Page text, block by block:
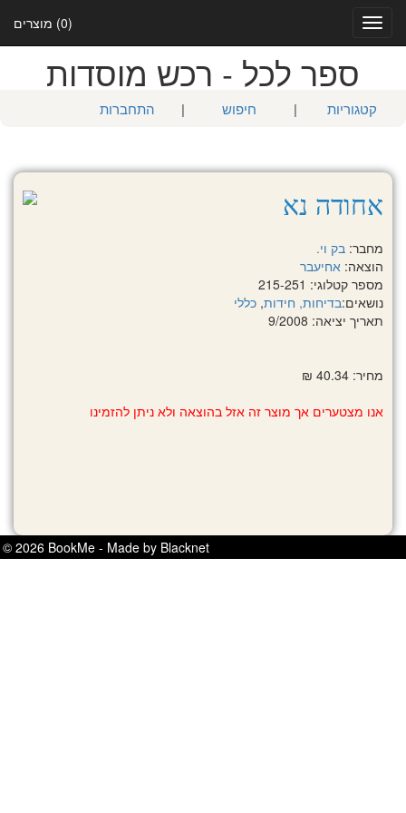
(0) מוצרים
Toggle
navigation
ספר לכל - רכש מוסדות
קטגוריות | חיפוש | התחברות
אחודה נא
מחבר: בק וי.
הוצאה: אחיעבר
מספר קטלוגי: 215-251
נושאים:בדיחות, חידות, כללי
תאריך יציאה: 9/2008
מחיר: 40.34 ₪
אנו מצטערים אך מוצר זה אזל בהוצאה ולא ניתן להזמינו
© 2026 BookMe - Made by Blacknet